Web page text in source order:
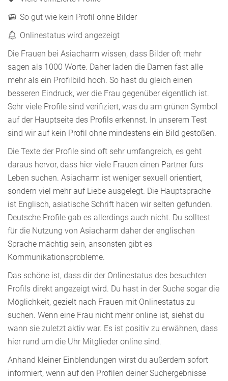
So gut wie kein Profil ohne Bilder
Onlinestatus wird angezeigt
Die Frauen bei Asiacharm wissen, dass Bilder oft mehr
sagen als 1000 Worte. Daher laden die Damen fast alle
mehr als ein Profilbild hoch. So hast du gleich einen
besseren Eindruck, wer die Frau gegenüber eigentlich ist.
Sehr viele Profile sind verifiziert, was du am grünen Symbol
auf der Hauptseite des Profils erkennst. In unserem Test
sind wir auf kein Profil ohne mindestens ein Bild gestoßen.
Die Texte der Profile sind oft sehr umfangreich, es geht
daraus hervor, dass hier viele Frauen einen Partner fürs
Leben suchen. Asiacharm ist weniger sexuell orientiert,
sondern viel mehr auf Liebe ausgelegt. Die Hauptsprache
ist Englisch, asiatische Schrift haben wir selten gefunden.
Deutsche Profile gab es allerdings auch nicht. Du solltest
für die Nutzung von Asiacharm daher der englischen
Sprache mächtig sein, ansonsten gibt es
Kommunikationsprobleme.
Das schöne ist, dass dir der Onlinestatus des besuchten
Profils direkt angezeigt wird. Du hast in der Suche sogar die
Möglichkeit, gezielt nach Frauen mit Onlinestatus zu
suchen. Wenn eine Frau nicht mehr online ist, siehst du
wann sie zuletzt aktiv war. Es ist positiv zu erwähnen, dass
hier rund um die Uhr Mitglieder online sind.
Anhand kleiner Einblendungen wirst du außerdem sofort
informiert, wenn auf den Profilen deiner Suchergebnisse